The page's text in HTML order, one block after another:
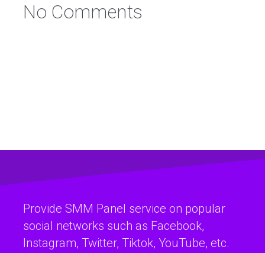
No Comments
Provide SMM Panel service on popular
social networks such as Facebook,
Instagram, Twitter, Tiktok, YouTube, etc.